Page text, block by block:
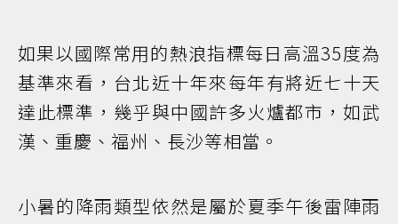
如果以國際常用的熱浪指標每日高溫35度為
基準來看，台北近十年來每年有將近七十天
達此標準，幾乎與中國許多火爐都市，如武
漢、重慶、福州、長沙等相當。
小暑的降雨類型依然是屬於夏季午後雷陣雨